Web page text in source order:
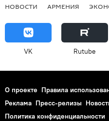
НОВОСТИ АРМЕНИЯ
VK Rutube
О проекте Правила
Реклама Пресс-релизы
Политика конфиденциальности